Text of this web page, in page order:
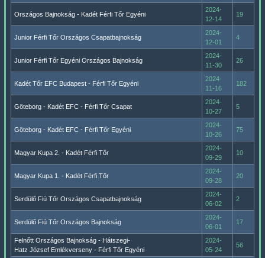
Országos Bajnokság - Kadét Férfi Tőr Egyéni
2024-
12-14
19
Junior Férfi Tőr Országos Csapatbajnokság
2024-
12-01
4
Junior Férfi Tőr Egyéni Országos Bajnokság
2024-
11-30
26
Kadét Tőr EFC Budapest - Férfi Tőr Egyéni
2024-
11-16
182
Göteborg - Kadét EFC - Férfi Tőr Csapat
2024-
10-27
5
Göteborg - Kadét EFC - Férfi Tőr Egyéni
2024-
10-26
75
Magyar Kupa 2. - Kadét Férfi Tőr
2024-
09-29
10
Magyar Kupa 1. - Kadét Férfi Tőr
2024-
09-28
20
Serdülő Fiú Tőr Országos Csapatbajnokság
2024-
06-02
2
Serdülő Fiú Tőr Országos Bajnokság
2024-
06-01
17
Felnőtt Országos Bajnokság - Hátszegi-
Hatz József Emlékverseny - Férfi Tőr Egyéni
2024-
05-24
56